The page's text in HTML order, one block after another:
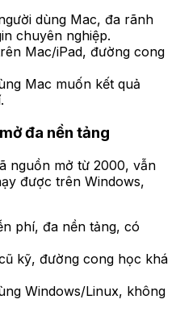
dùng Mac, đa rãnh
chuyên nghiệp.
Mac/iPad, đường cong
Mac muốn kết quả
đa nền tảng
nguồn mở từ 2000, vẫn
được trên Windows,
phí, đa nền tảng, có
kỹ, đường cong học khá
Windows/Linux, không